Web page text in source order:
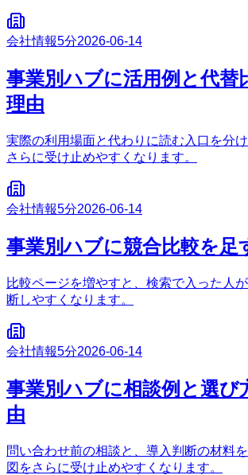
会社情報5分2026-06-14
事業別ハブに活用例と代替
理由
実際の利用場面と代わりに読む入口を分
さらに受け止めやすくなります。
会社情報5分2026-06-14
事業別ハブに競合比較を足
比較ページを増やすと、検索で入った人
断しやすくなります。
会社情報5分2026-06-14
事業別ハブに相談例と選び
由
問い合わせ前の相談と、導入判断の材料
図をさらに受け止めやすくなります。